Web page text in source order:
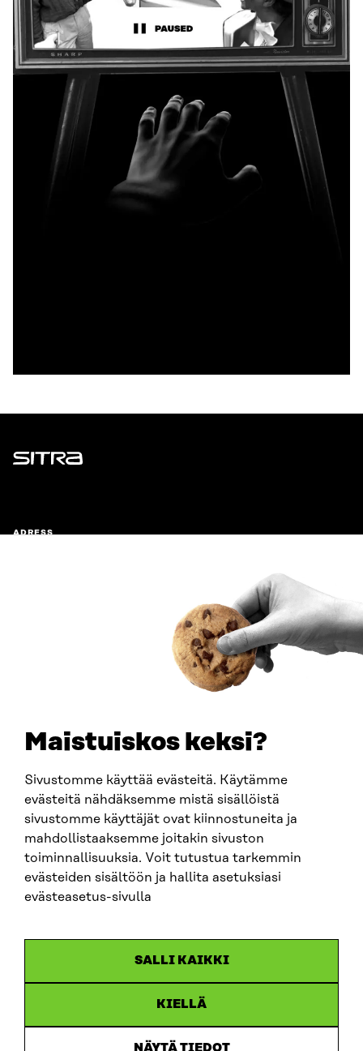
Maistuiskos keksi?
Sivustomme käyttää evästeitä. Käytämme
evästeitä nähdäksemme mistä sisällöistä
sivustomme käyttäjät ovat kiinnostuneita ja
mahdollistaaksemme joitakin sivuston
toiminnallisuuksia. Voit tutustua tarkemmin
evästeiden sisältöön ja hallita asetuksiasi
evästeasetus-sivulla
SALLI KAIKKI
KIELLÄ
NÄYTÄ TIEDOT
Sitra
ADRESS
fornamn.efternamn@sitra.fi
SITRA PÅ SOCIALA MEDIER
LinkedIn
Instagram
YouTube